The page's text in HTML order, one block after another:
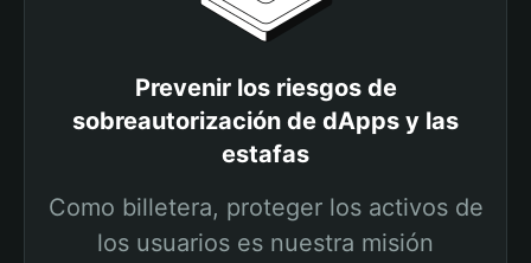
Prevenir los riesgos de
sobreautorización de dApps y las
estafas
Como billetera, proteger los activos de
los usuarios es nuestra misión